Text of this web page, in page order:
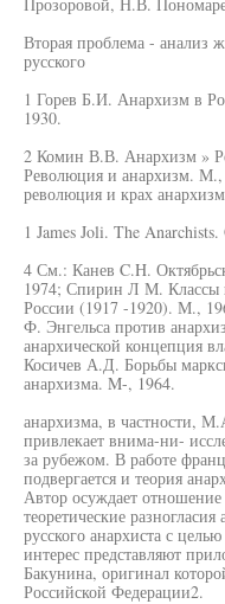
Вторая проблема - анализ
русского
1 Горев Б.И. Анархизм в
1930.
2 Комин В.В. Анархизм »
Революция и анархизм. М.,
революция и крах
1 James Joli. The
4 См.: Канев C.H.
1974; Спирин Л М. Классы
России (1917 -1920). М.,
Ф. Энгельса против
анархической концепция
Косичев А.Д. Борьбы
анархизма. M-, 1964.
анархизма, в частности,
привлекает внима-ни-
за рубежом. В работе
подвергается и теория
Автор осуждает
теоретические
русского анархиста с
интерес представляют
Бакунина, оригинал
Российской Федерации2.